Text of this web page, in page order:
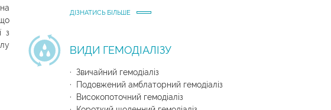
з
ДІЗНАТИСЬ БІЛЬШЕ
ВИДИ ГЕМОДІАЛІЗУ
· Звичайний гемодіаліз
· Подовжений амблаторний гемодіаліз
· Високопоточний гемодіаліз